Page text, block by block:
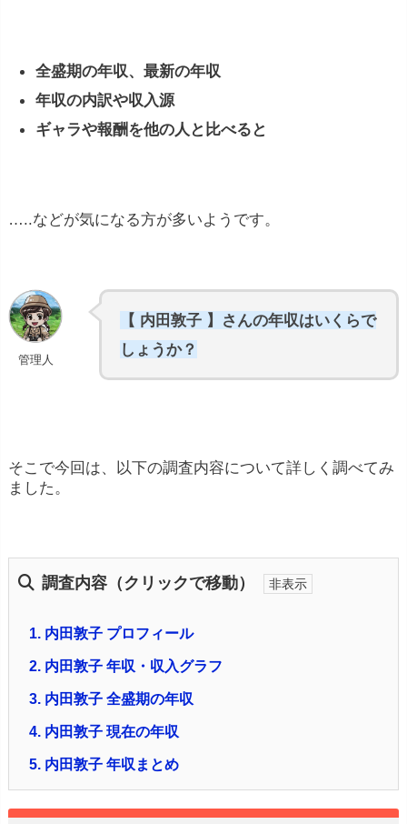
全盛期の年収、最新の年収
年収の内訳や収入源
ギャラや報酬を他の人と比べると
…..などが気になる方が多いようです。
管理人
【 内田敦子 】さんの年収はいくらで
しょうか？
そこで今回は、以下の調査内容について詳しく調べてみ
ました。
調査内容（クリックで移動）
1. 内田敦子 プロフィール
2. 内田敦子 年収・収入グラフ
3. 内田敦子 全盛期の年収
4. 内田敦子 現在の年収
5. 内田敦子 年収まとめ